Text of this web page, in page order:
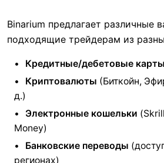
Binarium предлагает различные
подходящие трейдерам из
Кредитные/дебетовые карты
Криптовалюты (Биткойн,
д.)
Электронные кошельки
Money)
Банковские переводы
регионах)